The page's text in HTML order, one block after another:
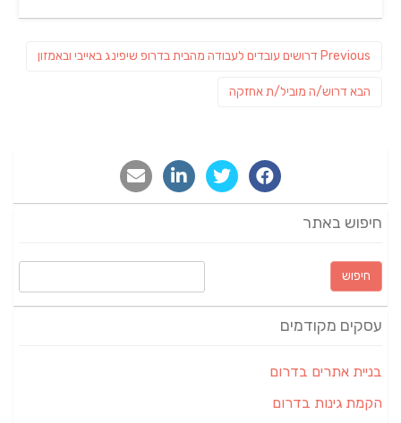
Previous
Previous
דרושים עובדים לעבודה מהבית בדרופ שיפינג באייבי ובאמזון
הבא פוסט
דרוש/ה מוביל/ת אחזקה
חיפוש באתר
חיפוש:
עסקים מקודמים
בניית אתרים בדרום
הקמת גינות בדרום